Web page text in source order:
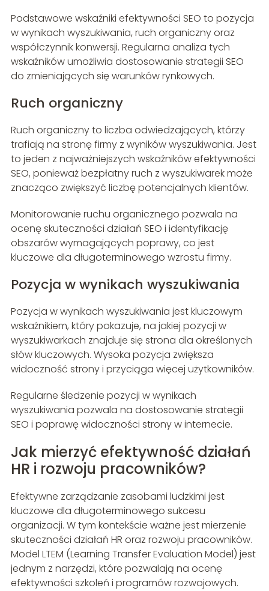
Podstawowe wskaźniki efektywności SEO to pozycja
w wynikach wyszukiwania, ruch organiczny oraz
współczynnik konwersji. Regularna analiza tych
wskaźników umożliwia dostosowanie strategii SEO
do zmieniających się warunków rynkowych.
Ruch organiczny
Ruch organiczny to liczba odwiedzających, którzy
trafiają na stronę firmy z wyników wyszukiwania. Jest
to jeden z najważniejszych wskaźników efektywności
SEO, ponieważ bezpłatny ruch z wyszukiwarek może
znacząco zwiększyć liczbę potencjalnych klientów.
Monitorowanie ruchu organicznego pozwala na
ocenę skuteczności działań SEO i identyfikację
obszarów wymagających poprawy, co jest
kluczowe dla długoterminowego wzrostu firmy.
Pozycja w wynikach wyszukiwania
Pozycja w wynikach wyszukiwania jest kluczowym
wskaźnikiem, który pokazuje, na jakiej pozycji w
wyszukiwarkach znajduje się strona dla określonych
słów kluczowych. Wysoka pozycja zwiększa
widoczność strony i przyciąga więcej użytkowników.
Regularne śledzenie pozycji w wynikach
wyszukiwania pozwala na dostosowanie strategii
SEO i poprawę widoczności strony w internecie.
Jak mierzyć efektywność działań
HR i rozwoju pracowników?
Efektywne zarządzanie zasobami ludzkimi jest
kluczowe dla długoterminowego sukcesu
organizacji. W tym kontekście ważne jest mierzenie
skuteczności działań HR oraz rozwoju pracowników.
Model LTEM (Learning Transfer Evaluation Model) jest
jednym z narzędzi, które pozwalają na ocenę
efektywności szkoleń i programów rozwojowych.